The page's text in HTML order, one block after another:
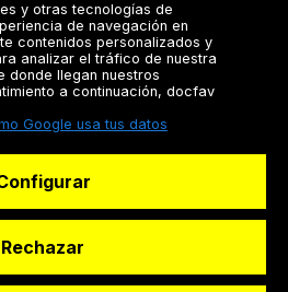
Registrarse
y otras tecnologías de
de navegación en
contenidos personalizados y
analizar el tráfico de nuestra
donde llegan nuestros
a continuación, docfav
Google usa tus datos
Rechazar